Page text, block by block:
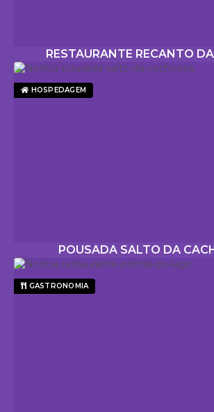
RESTAURANTE RECANTO
POUSADA SALTO DA
HOSPEDAGEM
GASTRONOMIA